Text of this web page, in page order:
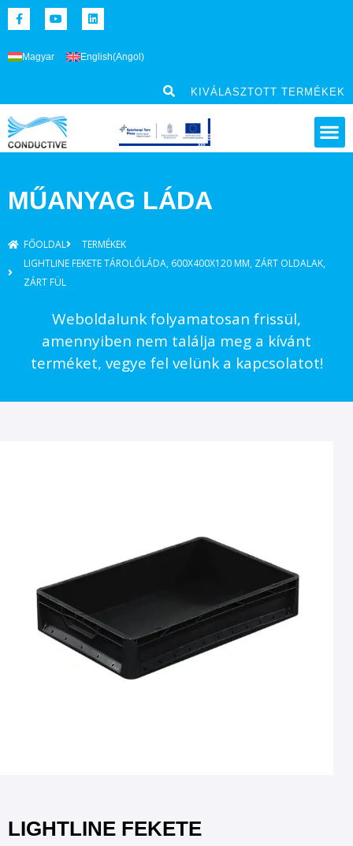
Magyar English(Angol )
KIVÁLASZTOTT TERMÉKEK
MŰANYAG LÁDA
FŐOLDAL
TERMÉKEK
LIGHTLINE FEKETE TÁROLÓLÁDA, 600X400X120 MM, ZÁRT OLDALAK,
ZÁRT FÜL
Weboldalunk folyamatosan frissül,
amennyiben nem találja meg a kívánt
terméket, vegye fel velünk a kapcsolatot!
LIGHTLINE FEKETE